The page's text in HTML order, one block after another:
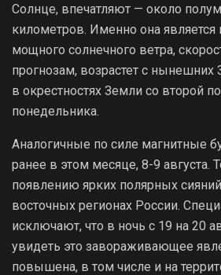
Солнце, впечатляют — около
километров. Именно она является
мощного солнечного ветра,
прогнозам, возрастет с
в окрестностях Земли со второй
понедельника.
Аналогичные по силе магнитные
ранее в этом месяце, 8-9 августа.
появлению ярких полярных
восточных регионах России.
исключают, что в ночь с 19 на 20
увидеть это завораживающее
повышена, в том числе и на